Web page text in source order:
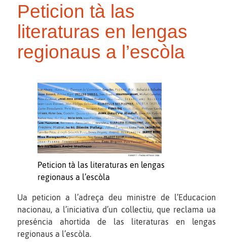
Peticion tà las
literaturas en lengas
regionaus a l’escòla
Peticion tà las literaturas en lengas
regionaus a l’escòla
Ua peticion a l’adreça deu ministre de l’Educacion
nacionau, a l’iniciativa d’un collectiu, que reclama ua
preséncia ahortida de las literaturas en lengas
regionaus a l’escòla.